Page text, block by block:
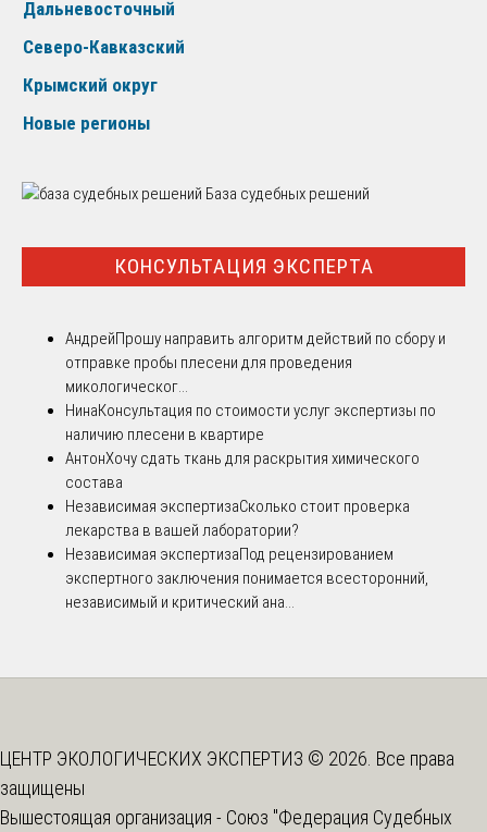
Дальневосточный
Северо-Кавказский
Крымский округ
Новые регионы
База судебных решений
КОНСУЛЬТАЦИЯ ЭКСПЕРТА
АндрейПрошу направить алгоритм действий по сбору и
отправке пробы плесени для проведения
микологическог...
НинаКонсультация по стоимости услуг экспертизы по
наличию плесени в квартире
АнтонХочу сдать ткань для раскрытия химического
состава
Независимая экспертизаСколько стоит проверка
лекарства в вашей лаборатории?
Независимая экспертизаПод рецензированием
экспертного заключения понимается всесторонний,
независимый и критический ана...
ЦЕНТР ЭКОЛОГИЧЕСКИХ ЭКСПЕРТИЗ © 2026. Все права
защищены
Вышестоящая организация - Союз "Федерация Судебных